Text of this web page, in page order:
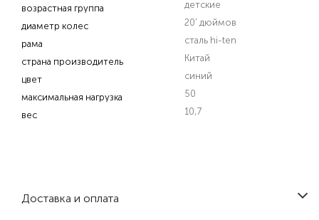
возрастная группа
детские
диаметр колес
20' дюймов
рама
сталь hi-ten
страна производитель
Китай
цвет
синий
максимальная нагрузка
50
вес
10,7
Доставка и оплата